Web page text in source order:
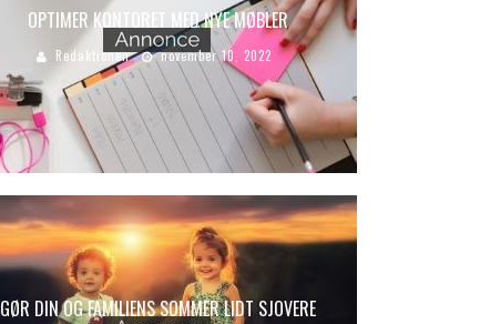
OPTIMER KONTORET MED NYE MØBLER
Redaktionen november 10, 2022
GØR DIN OG FAMILIENS SOMMER LIDT SJOVERE